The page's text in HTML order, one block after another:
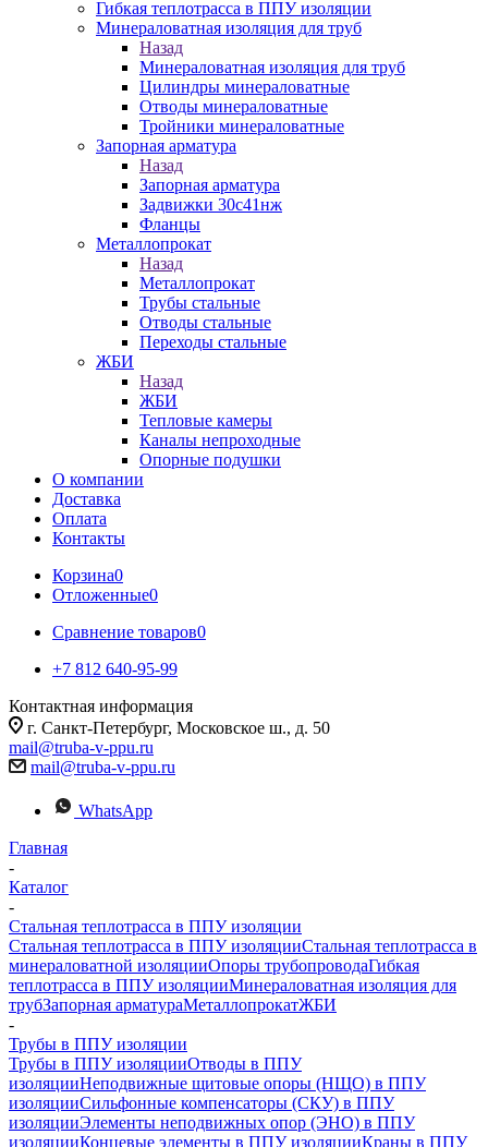
Гибкая теплотрасса в ППУ изоляции
Минераловатная изоляция для труб
Назад
Минераловатная изоляция для труб
Цилиндры минераловатные
Отводы минераловатные
Тройники минераловатные
Запорная арматура
Назад
Запорная арматура
Задвижки 30с41нж
Фланцы
Металлопрокат
Назад
Металлопрокат
Трубы стальные
Отводы стальные
Переходы стальные
ЖБИ
Назад
ЖБИ
Тепловые камеры
Каналы непроходные
Опорные подушки
О компании
Доставка
Оплата
Контакты
Корзина0
Отложенные0
Сравнение товаров0
+7 812 640-95-99
Контактная информация
г. Санкт-Петербург, Московское ш., д. 50
mail@truba-v-ppu.ru
mail@truba-v-ppu.ru
WhatsApp
Главная
-
Каталог
-
Стальная теплотрасса в ППУ изоляции
Стальная теплотрасса в ППУ изоляцииСтальная теплотрасса в
минераловатной изоляцииОпоры трубопроводаГибкая
теплотрасса в ППУ изоляцииМинераловатная изоляция для
трубЗапорная арматураМеталлопрокатЖБИ
-
Трубы в ППУ изоляции
Трубы в ППУ изоляцииОтводы в ППУ
изоляцииНеподвижные щитовые опоры (НЩО) в ППУ
изоляцииCильфонные компенсаторы (СКУ) в ППУ
изоляцииЭлементы неподвижных опор (ЭНО) в ППУ
изоляцииКонцевые элементы в ППУ изоляцииКраны в ППУ